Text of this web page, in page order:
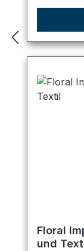
Floral
und